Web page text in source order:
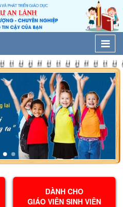
DÀNH CHO
GIÁO VIÊN SINH VIÊN